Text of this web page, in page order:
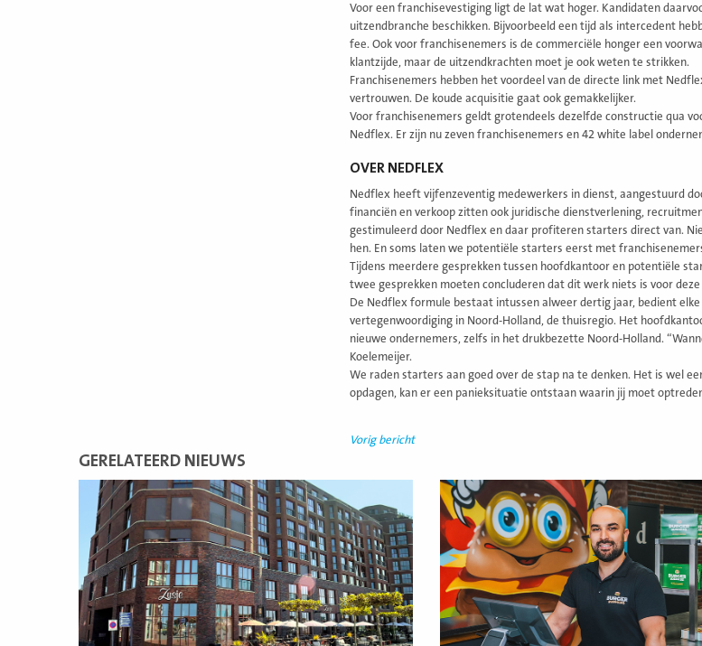
Voor een franchisevestiging ligt de lat wat hoger. Kandidaten
uitzendbranche beschikken. Bijvoorbeeld een tijd als intercedent
fee. Ook voor franchisenemers is de commerciële honger een
klantzijde, maar de uitzendkrachten moet je ook weten te strikken.
Franchisenemers hebben het voordeel van de directe link met
vertrouwen. De koude acquisitie gaat ook gemakkelijker.
Voor franchisenemers geldt grotendeels dezelfde constructie qua
Nedflex. Er zijn nu zeven franchisenemers en 42 white label
OVER NEDFLEX
Nedflex heeft vijfenzeventig medewerkers in dienst, aangestuurd
financiën en verkoop zitten ook juridische dienstverlening,
gestimuleerd door Nedflex en daar profiteren starters direct van.
hen. En soms laten we potentiële starters eerst met
Tijdens meerdere gesprekken tussen hoofdkantoor en potentiële
twee gesprekken moeten concluderen dat dit werk niets is voor
De Nedflex formule bestaat intussen alweer dertig jaar, bedient
vertegenwoordiging in Noord-Holland, de thuisregio. Het
nieuwe ondernemers, zelfs in het drukbezette Noord-Holland.
Koelemeijer.
We raden starters aan goed over de stap na te denken. Het is wel
opdagen, kan er een panieksituatie ontstaan waarin jij moet
Vorig bericht
GERELATEERD NIEUWS
Lees
meer
Lees
meer